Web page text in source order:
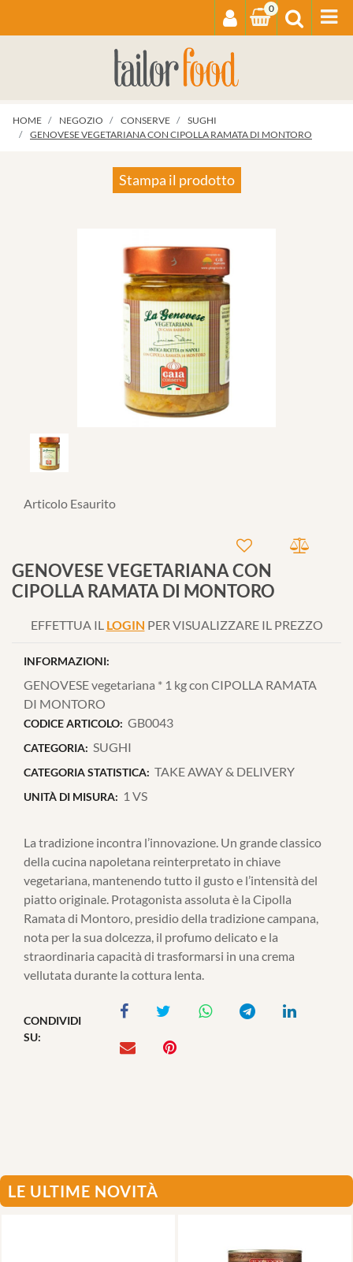
0
HOME NEGOZIO CONSERVE
SUGHI
GENOVESE VEGETARIANA CON CIPOLLA RAMATA DI MONTORO
Stampa il prodotto
Articolo Esaurito
GENOVESE VEGETARIANA CON
CIPOLLA RAMATA DI MONTORO
EFFETTUA IL LOGIN PER VISUALIZZARE IL PREZZO
INFORMAZIONI:
GENOVESE vegetariana * 1 kg con CIPOLLA RAMATA
DI MONTORO
CODICE ARTICOLO: GB0043
CATEGORIA: SUGHI
CATEGORIA STATISTICA: TAKE AWAY & DELIVERY
UNITÀ DI MISURA: 1 VS
La tradizione incontra l’innovazione. Un grande classico
della cucina napoletana reinterpretato in chiave
vegetariana, mantenendo tutto il gusto e l’intensità del
piatto originale. Protagonista assoluta è la Cipolla
Ramata di Montoro, presidio della tradizione campana,
nota per la sua dolcezza, il profumo delicato e la
straordinaria capacità di trasformarsi in una crema
vellutata durante la cottura lenta.
CONDIVIDI
SU:
LE ULTIME NOVITÀ